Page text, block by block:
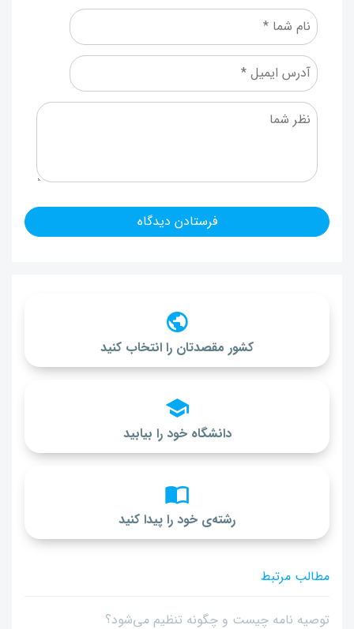
کشور مقصدتان را انتخاب کنید
دانشگاه خود را بیابید
رشته‌ی خود را پیدا کنید
مطالب مرتبط
توصیه نامه چیست و چگونه تنظیم می‌شود؟